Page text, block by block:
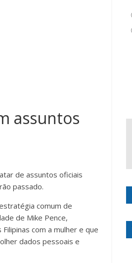
assuntos
de assuntos oficiais
passado.
comum de
de Mike Pence,
com a mulher e que
dados pessoais e